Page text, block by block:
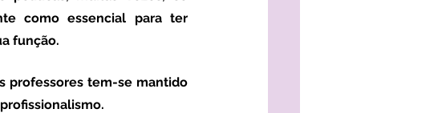
como essencial para ter
função.